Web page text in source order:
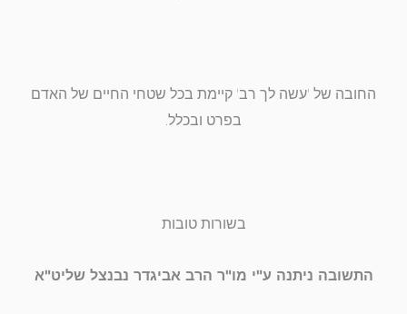
החובה של 'עשה לך רב' קיימת בכל שטחי החיים של האדם
בפרט ובכלל.
בשורות טובות
התשובה ניתנה ע"י מו"ר הרב אביגדר נבנצל שליט"א